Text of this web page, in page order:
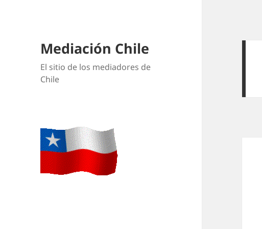
Mediación Chile
El sitio de los mediadores de
Chile